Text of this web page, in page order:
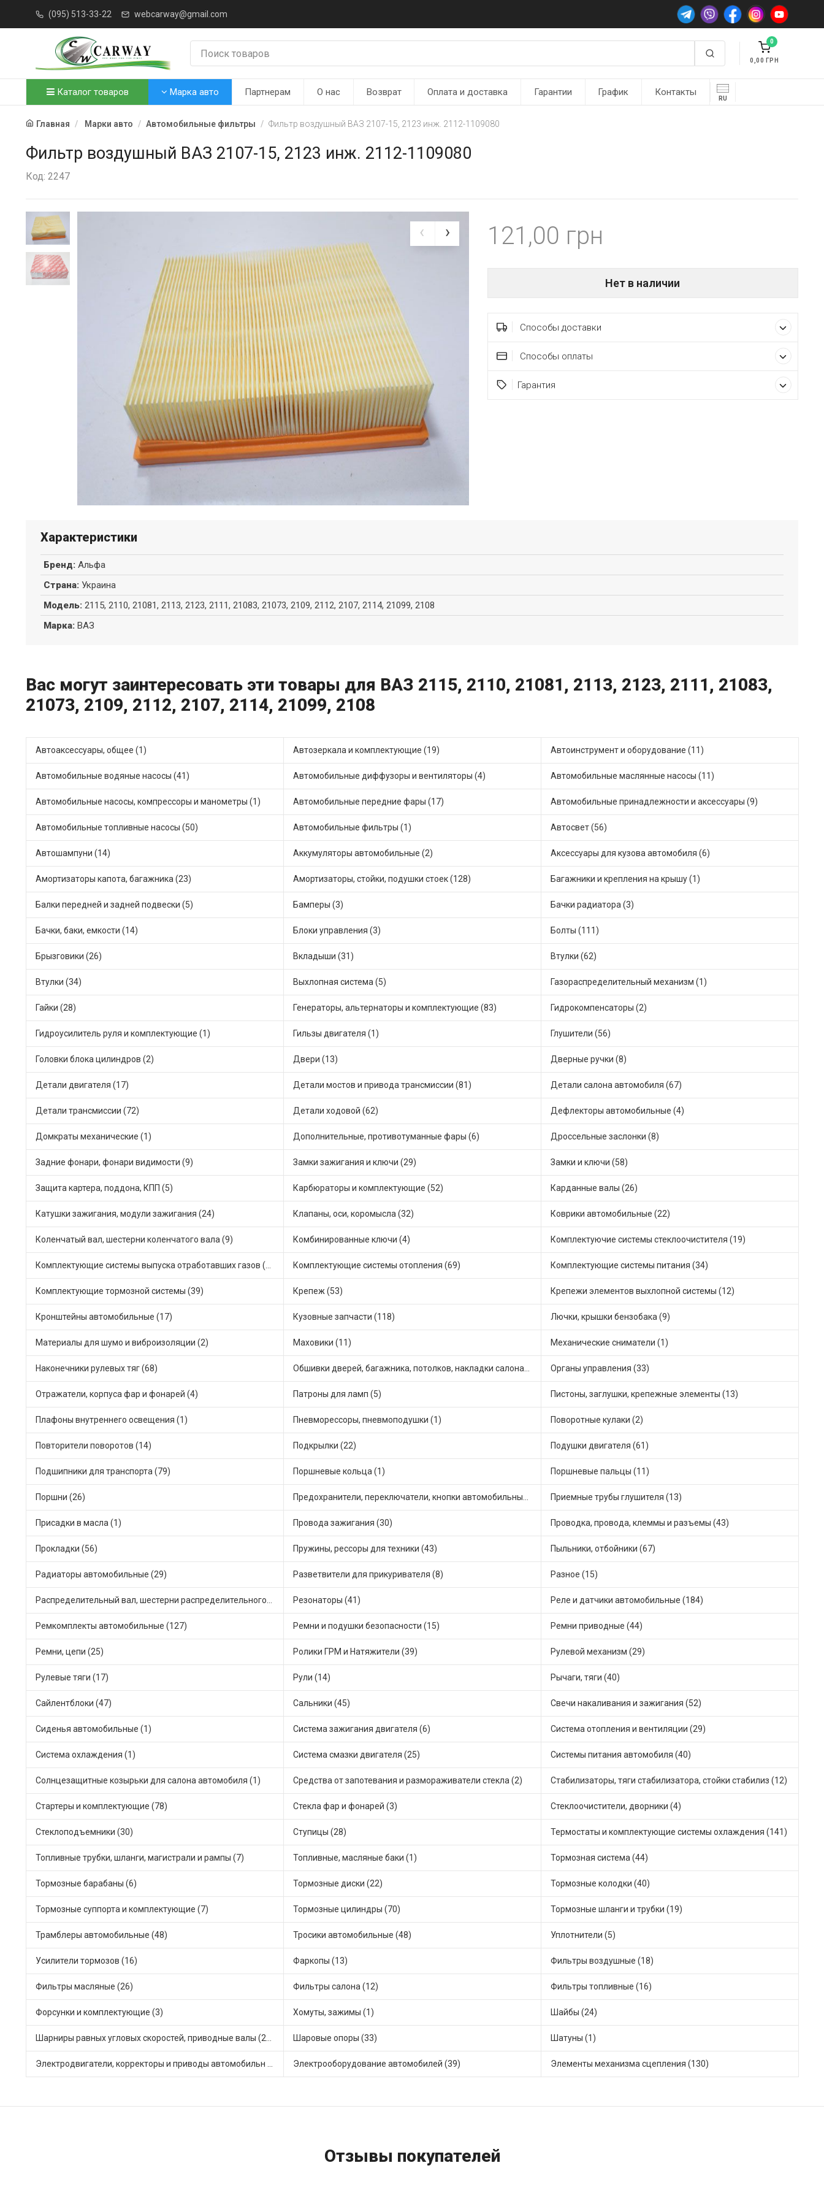
(095) 513-33-22 webcarway@gmail.com
0
0,00
Каталог товаров Марка авто Партнерам О нас Возврат Оплата и доставка Гарантии График Контакты
RU
Главная Марки авто Автомобильные фильтры Фильтр воздушный ВАЗ 2107-15, 2123 инж. 2112-1109080
Фильтр воздушный ВАЗ 2107-15, 2123 инж. 2112-1109080
Код: 2247
121,00
Нет в наличии
Способы доставки
Способы оплаты
Гарантия
Характеристики
Бренд: Альфа
Страна: Украина
Модель: 2115, 2110, 21081, 2113, 2123, 2111, 21083, 21073, 2109, 2112, 2107, 2114, 21099, 2108
Марка: ВАЗ
Вас могут заинтересовать эти товары для ВАЗ 2115, 2110, 21081, 2113, 2123, 2111, 21083,
21073, 2109, 2112, 2107, 2114, 21099, 2108
Автоаксессуары, общее (1) Автозеркала и комплектующие (19) Автоинструмент и оборудование (11)
Автомобильные водяные насосы (41) Автомобильные диффузоры и вентиляторы (4) Автомобильные маслянные насосы (11)
Автомобильные насосы, компрессоры и манометры (1) Автомобильные передние фары (17) Автомобильные принадлежности и аксессуары (9)
Автомобильные топливные насосы (50) Автомобильные фильтры (1) Автосвет (56)
Автошампуни (14) Аккумуляторы автомобильные (2) Аксессуары для кузова автомобиля (6)
Амортизаторы капота, багажника (23) Амортизаторы, стойки, подушки стоек (128) Багажники и крепления на крышу (1)
Балки передней и задней подвески (5) Бамперы (3) Бачки радиатора (3)
Бачки, баки, емкости (14) Блоки управления (3) Болты (111)
Брызговики (26) Вкладыши (31) Втулки (62)
Втулки (34) Выхлопная система (5) Газораспределительный механизм (1)
Гайки (28) Генераторы, альтернаторы и комплектующие (83) Гидрокомпенсаторы (2)
Гидроусилитель руля и комплектующие (1) Гильзы двигателя (1) Глушители (56)
Головки блока цилиндров (2) Двери (13) Дверные ручки (8)
Детали двигателя (17) Детали мостов и привода трансмиссии (81) Детали салона автомобиля (67)
Детали трансмиссии (72) Детали ходовой (62) Дефлекторы автомобильные (4)
Домкраты механические (1) Дополнительные, противотуманные фары (6) Дроссельные заслонки (8)
Задние фонари, фонари видимости (9) Замки зажигания и ключи (29) Замки и ключи (58)
Защита картера, поддона, КПП (5) Карбюраторы и комплектующие (52) Карданные валы (26)
Катушки зажигания, модули зажигания (24) Клапаны, оси, коромысла (32) Коврики автомобильные (22)
Коленчатый вал, шестерни коленчатого вала (9) Комбинированные ключи (4) Комплектуючие системы стеклоочистителя (19)
Комплектующие системы отопления (69) Комплектующие системы питания (34)
Комплектующие тормозной системы (39) Крепеж (53) Крепежи элементов выхлопной системы (12)
Кронштейны автомобильные (17) Кузовные запчасти (118) Лючки, крышки бензобака (9)
Материалы для шумо и виброизоляции (2) Маховики (11) Механические сниматели (1)
Наконечники рулевых тяг (68) Органы управления (33)
Отражатели, корпуса фар и фонарей (4) Патроны для ламп (5) Пистоны, заглушки, крепежные элементы (13)
Плафоны внутреннего освещения (1) Пневморессоры, пневмоподушки (1) Поворотные кулаки (2)
Повторители поворотов (14) Подкрылки (22) Подушки двигателя (61)
Подшипники для транспорта (79) Поршневые кольца (1) Поршневые пальцы (11)
Поршни (26) Приемные трубы глушителя (13)
Присадки в масла (1) Провода зажигания (30) Проводка, провода, клеммы и разъемы (43)
Прокладки (56) Пружины, рессоры для техники (43) Пыльники, отбойники (67)
Радиаторы автомобильные (29) Разветвители для прикуривателя (8) Разное (15)
Резонаторы (41) Реле и датчики автомобильные (184)
Ремкомплекты автомобильные (127) Ремни и подушки безопасности (15) Ремни приводные (44)
Ремни, цепи (25) Ролики ГРМ и Натяжители (39) Рулевой механизм (29)
Рулевые тяги (17) Рули (14) Рычаги, тяги (40)
Сайлентблоки (47) Сальники (45) Свечи накаливания и зажигания (52)
Сиденья автомобильные (1) Система зажигания двигателя (6) Система отопления и вентиляции (29)
Система охлаждения (1) Система смазки двигателя (25) Системы питания автомобиля (40)
Солнцезащитные козырьки для салона автомобиля (1) Средства от запотевания и размораживатели стекла (2) Стабилизаторы, тяги стабилизатора, стойки стабилиз (12)
Стартеры и комплектующие (78) Стекла фар и фонарей (3) Стеклоочистители, дворники (4)
Стеклоподъемники (30) Ступицы (28) Термостаты и комплектующие системы охлаждения (141)
Топливные трубки, шланги, магистрали и рампы (7) Топливные, масляные баки (1) Тормозная система (44)
Тормозные барабаны (6) Тормозные диски (22) Тормозные колодки (40)
Тормозные суппорта и комплектующие (7) Тормозные цилиндры (70) Тормозные шланги и трубки (19)
Трамблеры автомобильные (48) Тросики автомобильные (48) Уплотнители (5)
Усилители тормозов (16) Фаркопы (13) Фильтры воздушные (18)
Фильтры масляные (26) Фильтры салона (12) Фильтры топливные (16)
Форсунки и комплектующие (3) Хомуты, зажимы (1) Шайбы (24)
Шаровые опоры (33) Шатуны (1)
Электрооборудование автомобилей (39) Элементы механизма сцепления (130)
Отзывы покупателей